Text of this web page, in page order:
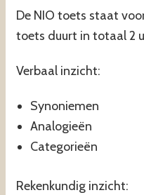
De NIO toets staat
toets duurt in totaal 2
Verbaal inzicht:
Synoniemen
Analogieën
Categorieën
Rekenkundig inzicht: